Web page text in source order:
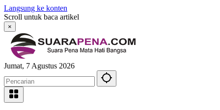
Langsung ke konten
Scroll untuk baca artikel
×
Jumat, 7 Agustus 2026